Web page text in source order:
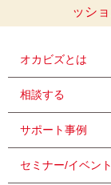
ッシ
オカビズとは
相談する
サポート事例
セミナー/イベント